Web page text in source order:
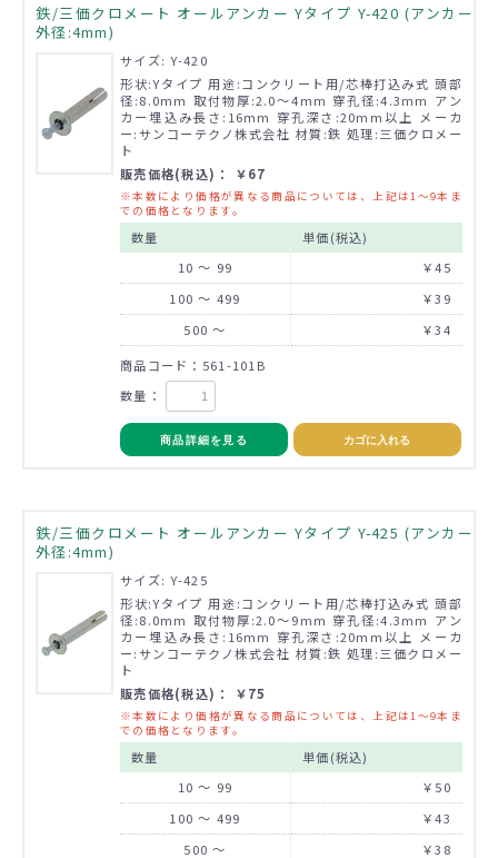
鉄/三価クロメート オールアンカー Yタイプ Y-420 (アンカー
外径:4mm)
サイズ: Y-420
形状:Yタイプ 用途:コンクリート用/芯棒打込み式 頭部
径:8.0mm 取付物厚:2.0～4mm 穿孔径:4.3mm アン
カー埋込み長さ:16mm 穿孔深さ:20mm以上 メーカ
ー:サンコーテクノ株式会社 材質:鉄 処理:三価クロメー
ト
販売価格(税込)： ￥67
※本数により価格が異なる商品については、上記は1～9本ま
での価格となります。
数量
単価(税込)
10 ～ 99
￥45
100 ～ 499
￥39
500 ～
￥34
商品コード：561-101B
数量：
商品詳細を見る カゴに入れる
鉄/三価クロメート オールアンカー Yタイプ Y-425 (アンカー
外径:4mm)
サイズ: Y-425
形状:Yタイプ 用途:コンクリート用/芯棒打込み式 頭部
径:8.0mm 取付物厚:2.0～9mm 穿孔径:4.3mm アン
カー埋込み長さ:16mm 穿孔深さ:20mm以上 メーカ
ー:サンコーテクノ株式会社 材質:鉄 処理:三価クロメー
ト
販売価格(税込)： ￥75
※本数により価格が異なる商品については、上記は1～9本ま
での価格となります。
数量
単価(税込)
10 ～ 99
￥50
100 ～ 499
￥43
500 ～
￥38